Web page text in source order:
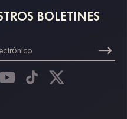
BOLETINES